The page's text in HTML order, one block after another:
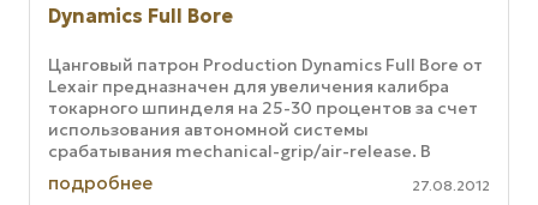
Dynamics Full Bore
Цанговый патрон Production Dynamics Full Bore от
Lexair предназначен для увеличения калибра
токарного шпинделя на 25-30 процентов за счет
использования автономной системы
срабатывания mechanical-grip/air-release. В
результате внутренний диаметр ...
подробнее 27.08.2012